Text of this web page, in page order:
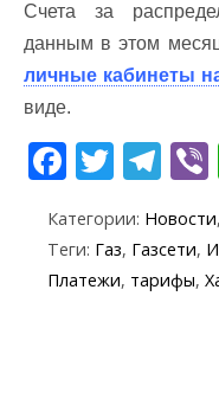
Счета за
данным в этом
личные кабинеты
виде.
F
e
b
T
itt
er
T
e
gr
Категории: Новости,
Теги: Газ, Газсети,
Платежи, тарифы,